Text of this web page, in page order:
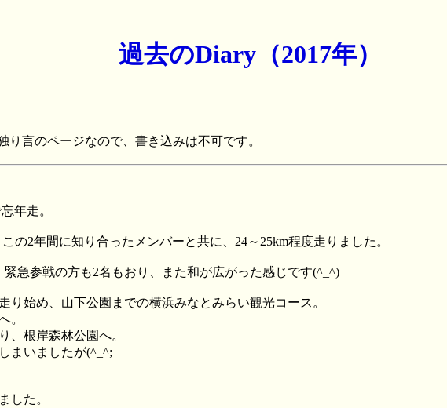
過去のDiary（2017年）
り言のページなので、書き込みは不可です。
年走。
の2年間に知り合ったメンバーと共に、24～25km程度走りました。
急参戦の方も2名もおり、また和が広がった感じです(^_^)
始め、山下公園までの横浜みなとみらい観光コース。
。
、根岸森林公園へ。
まいましたが(^_^;
した。